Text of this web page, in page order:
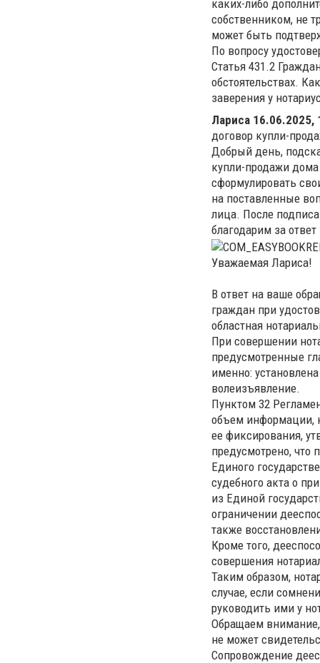
каких-либо
собственником, не
может быть
По вопросу
Статья 431.2
обстоятельствах.
заверения у
Лариса 16.06.2025,
договор купли-
Добрый день,
купли-продажи
сформулировать
на поставленные
лица. После
благодарим за ответ
Уважаемая Лариса!
В ответ на ваше
граждан при
областная
При совершении
предусмотренные
именно:
волеизъявление.
Пунктом 32
объем информации,
ее фиксирования,
предусмотрено, что
Единого
судебного акта о
из Единой
ограничении
также
Кроме того,
совершения
Таким образом,
случае, если
руководить ими у
Обращаем внимание,
не может
Сопровождение